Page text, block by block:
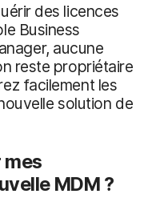
des licences
Business
aucune
reste propriétaire
facilement les
solution de
MDM ?